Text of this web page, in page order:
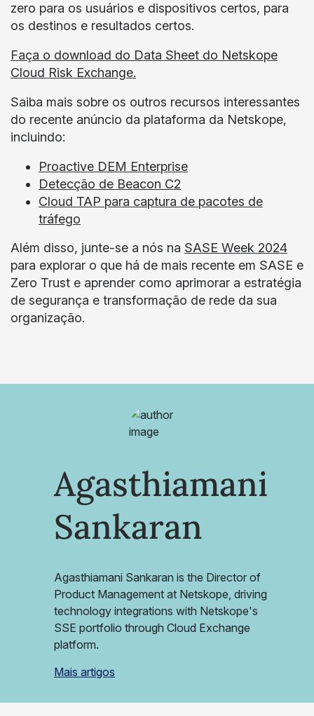
zero para os usuários e dispositivos certos, para
os destinos e resultados certos.
Faça o download do Data Sheet do Netskope
Cloud Risk Exchange.
Saiba mais sobre os outros recursos interessantes
do recente anúncio da plataforma da Netskope,
incluindo:
Proactive DEM Enterprise
Detecção de Beacon C2
Cloud TAP para captura de pacotes de
tráfego
Além disso, junte-se a nós na SASE Week 2024
para explorar o que há de mais recente em SASE e
Zero Trust e aprender como aprimorar a estratégia
de segurança e transformação de rede da sua
organização.
Agasthiamani
Sankaran
Agasthiamani Sankaran is the Director of
Product Management at Netskope, driving
technology integrations with Netskope's
SSE portfolio through Cloud Exchange
platform.
Mais artigos